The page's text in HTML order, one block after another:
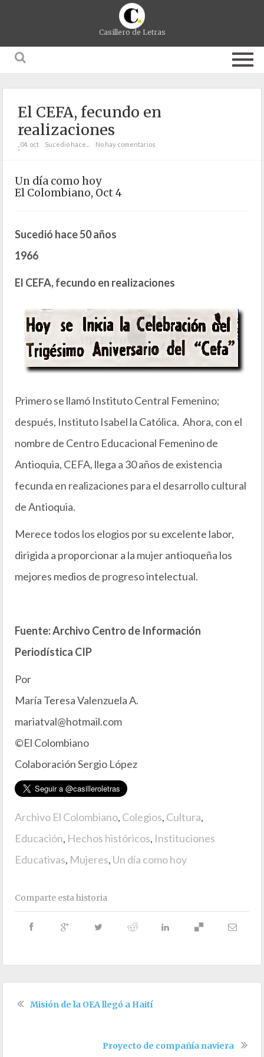
Casillero de Letras
El CEFA, fecundo en
realizaciones
;04. oct Sucedió hace... No hay comentarios
Un día como hoy
El Colombiano, Oct 4
Sucedió hace 50 años
1966
El CEFA, fecundo en realizaciones
Primero se llamó Instituto Central Femenino;
después, Instituto Isabel la Católica. Ahora, con el
nombre de Centro Educacional Femenino de
Antioquia, CEFA, llega a 30 años de existencia
fecunda en realizaciones para el desarrollo cultural
de Antioquia.
Merece todos los elogios por su excelente labor,
dirigida a proporcionar a la mujer antioqueña los
mejores medios de progreso intelectual.
Fuente: Archivo Centro de Información
Periodística CIP
Por
María Teresa Valenzuela A.
mariatval@hotmail.com
©El Colombiano
Colaboración Sergio López
Archivo El Colombiano, Colegios, Cultura,
Educación, Hechos históricos, Instituciones
Educativas, Mujeres, Un día como hoy
Comparte esta historia
Misión de la OEA llegó a Haití
Proyecto de compañía naviera